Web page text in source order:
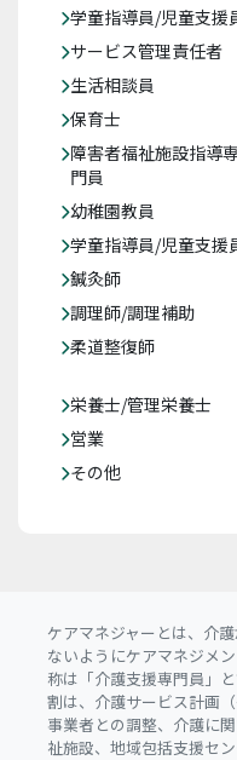
学童指導員/児童支援
サービス管理責任者
生活相談員
保育士
障害者福祉施設指導
門員
幼稚園教員
学童指導員/児童支援
鍼灸師
調理師/調理補助
柔道整復師
栄養士/管理栄養士
営業
その他
ケアマネジャーとは、介
ないようにケアマネジメ
称は「介護支援専門員」
割は、介護サービス計画
事業者との調整、介護に
祉施設、地域包括支援セ